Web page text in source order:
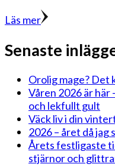
Läs mer
Senaste
Orolig mage? Det
Våren 2026 är här
och lekfullt gult
Väck liv i din
2026 – året då jag
Årets festligaste
stjärnor och